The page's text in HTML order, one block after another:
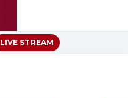
LIVE STREAM